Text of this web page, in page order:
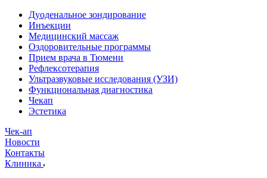
Дуоденальное зондирование
Инъекции
Медицинский массаж
Оздоровительные программы
Прием врача в Тюмени
Рефлексотерапия
Ультразвуковые исследования (УЗИ)
Функциональная диагностика
Чекап
Эстетика
Чек-ап
Новости
Контакты
Клиника